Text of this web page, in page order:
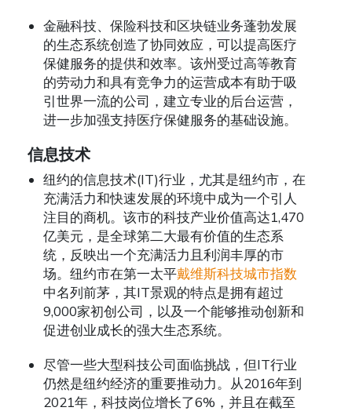
金融科技、保险科技和区块链业务蓬勃发展
的生态系统创造了协同效应，可以提高医疗
保健服务的提供和效率。该州受过高等教育
的劳动力和具有竞争力的运营成本有助于吸
引世界一流的公司，建立专业的后台运营，
进一步加强支持医疗保健服务的基础设施。
信息技术
纽约的信息技术(IT)行业，尤其是纽约市，在
充满活力和快速发展的环境中成为一个引人
注目的商机。该市的科技产业价值高达1,470
亿美元，是全球第二大最有价值的生态系
统，反映出一个充满活力且利润丰厚的市
场。纽约市在第一太平戴维斯科技城市指数
中名列前茅，其IT景观的特点是拥有超过
9,000家初创公司，以及一个能够推动创新和
促进创业成长的强大生态系统。
尽管一些大型科技公司面临挑战，但IT行业
仍然是纽约经济的重要推动力。从2016年到
2021年，科技岗位增长了6%，并且在截至